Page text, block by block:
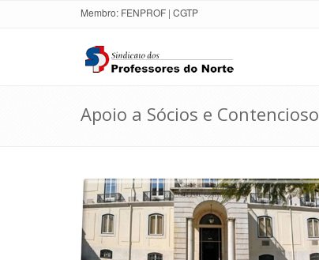
Membro: FENPROF | CGTP
Apoio a Sócios e Contencioso